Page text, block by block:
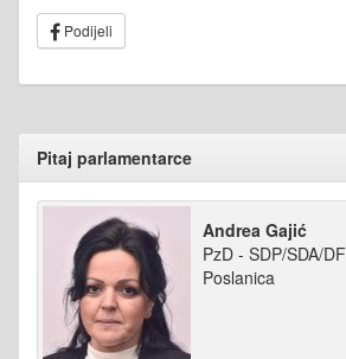
Podijeli
Pitaj parlamentarce
Andrea Gajić
PzD - SDP/SDA/DF
Poslanica